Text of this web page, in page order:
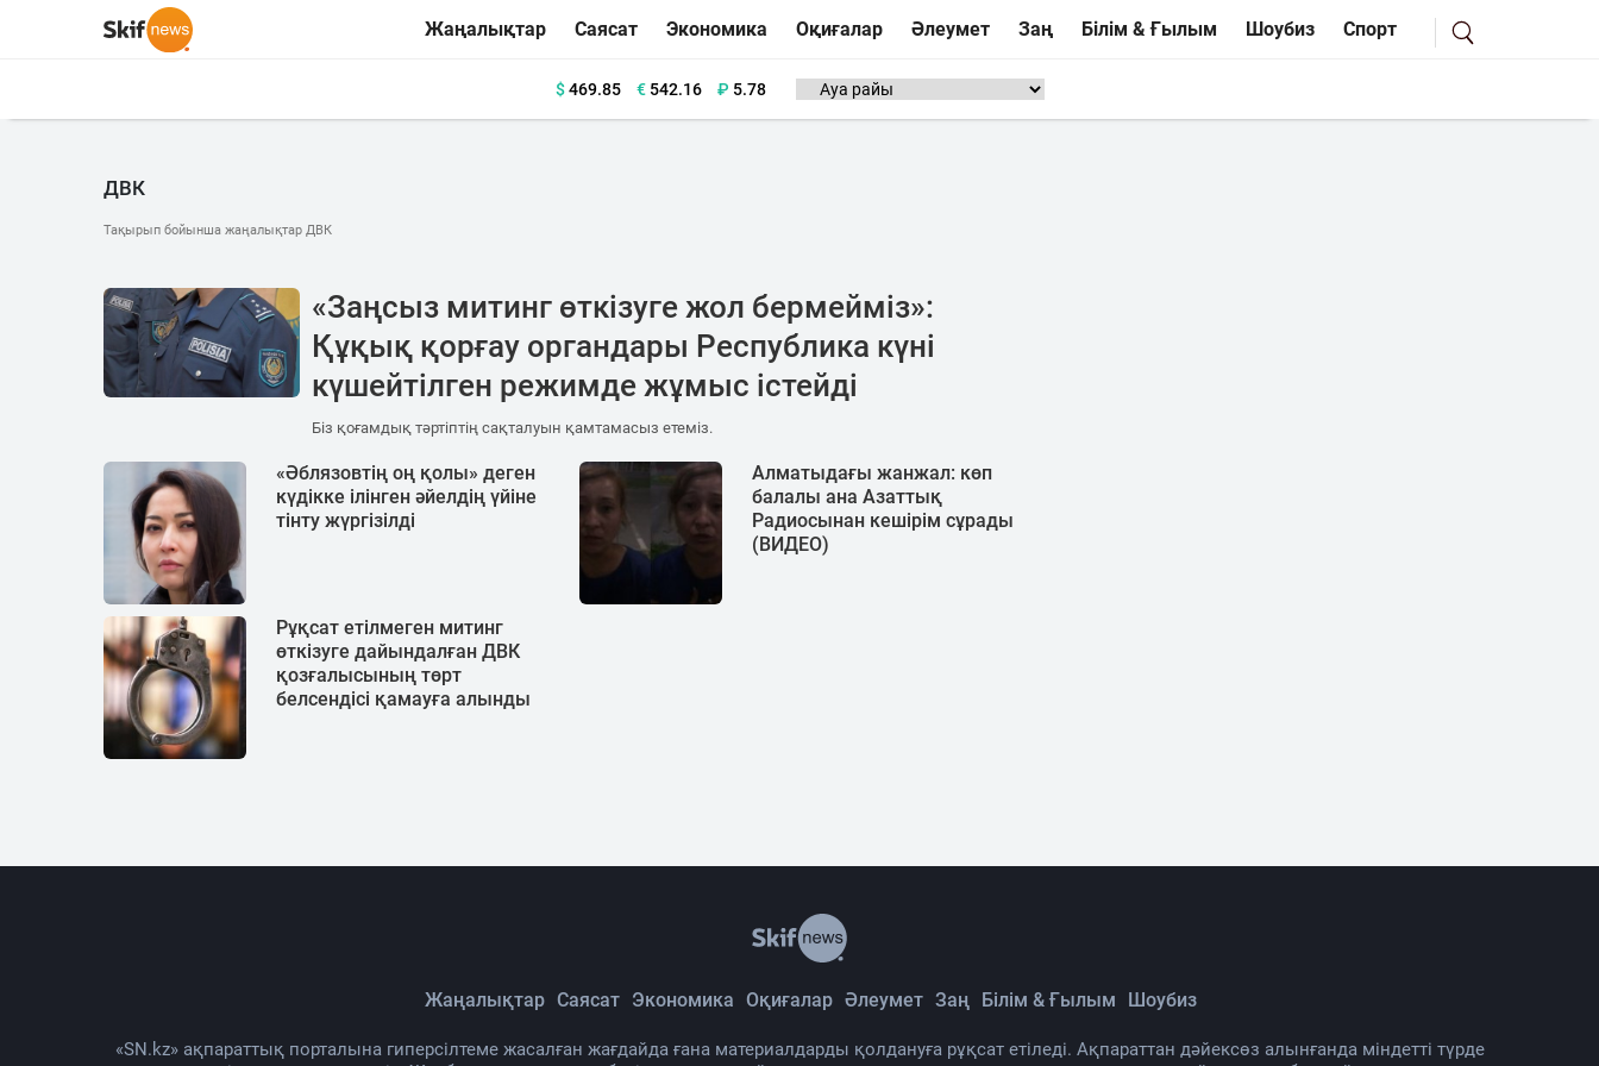
Жаңалықтар Саясат Экономика Оқиғалар Әлеумет Заң Білім & Ғылым Шоубиз Спорт
$469.85 €542.16 ₽ 5.78
ДВК
Тақырып бойынша жаңалықтар ДВК
«Заңсыз митинг өткізуге жол бермейміз»:
Құқық қорғау органдары Республика күні
күшейтілген режимде жұмыс істейді
Біз қоғамдық тәртіптің сақталуын қамтамасыз етеміз.
«Әблязовтің оң қолы» деген
күдікке ілінген әйелдің үйіне
тінту жүргізілді
Алматыдағы жанжал: көп
балалы ана Азаттық
Радиосынан кешірім сұрады
(ВИДЕО)
Рұқсат етілмеген митинг
өткізуге дайындалған ДВК
қозғалысының төрт
белсендісі қамауға алынды
Жаңалықтар Саясат Экономика Оқиғалар Әлеумет Заң Білім & Ғылым Шоубиз
«SN.kz» ақпараттық порталына гиперсілтеме жасалған жағдайда ғана материалдарды қолдануға рұқсат етіледі. Ақпараттан дәйексөз алынғанда міндетті түрде